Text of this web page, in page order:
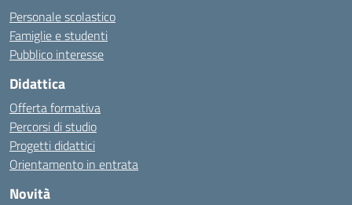
Personale scolastico
Famiglie e studenti
Pubblico interesse
Didattica
Offerta formativa
Percorsi di studio
Progetti didattici
Orientamento in entrata
Novità